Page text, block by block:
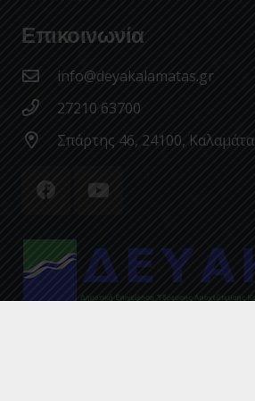
Επικοινωνία
info@deyakalamatas.gr
27210 63700
Σπάρτης 46, 24100, Καλαμάτα